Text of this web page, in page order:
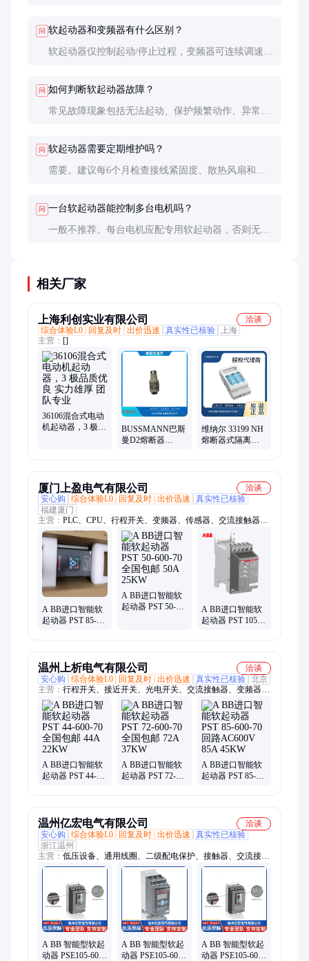
问 软起动器和变频器有什么区别？
软起动器仅控制起动/停止过程，变频器可连续调速。
问 如何判断软起动器故障？
常见故障现象包括无法起动、保护频繁动作、异常发
问 软起动器需要定期维护吗？
需要。建议每6个月检查接线紧固度、散热风扇和通
问 一台软起动器能控制多台电机吗？
一般不推荐。每台电机应配专用软起动器，否则无法
相关厂家
上海利创实业有限公司
洽谈
综合体验L0
回复及时 出价迅速 真实性已核验
上海
主营： []
36106混合式电动
机起动器，3 极品
BUSSMANN巴斯
曼D2熔断器
维纳尔 33199 NH
熔断器式隔离开
厦门上盈电气有限公司
洽谈
安心购
综合体验L0 回复及时 出价迅速
真实性已核验
福建厦门
主营： PLC、CPU、行程开关、变频器、传感器、交流接触器、
小型断路器、编码器、框架断路器、塑壳断路器、时间继电器、
中间继电器、软启动、真空断路器、热继电器、温控器、光电开
关、接近开关、双电源开关、电磁阀、气缸、开关电源
A BB进口智能软
起动器 PST 85-
A BB进口智能软
起动器 PST 50-
A BB进口智能软
起动器 PST 105-
温州上析电气有限公司
洽谈
安心购
综合体验L0 回复及时 出价迅速 真实性已核验 北京
主营： 行程开关、接近开关、光电开关、交流接触器、变频器、
塑壳断路器、真空断路器、小型断路器、框架断路器、软启动、
编码器、中间继电器、温控器、热过载继电器、浪涌保护器、马
达保护器、时间继电器、PLC、电源模块、按钮开关、双电源、
安全模块、CPU
A BB进口智能软
起动器 PST 44-
A BB进口智能软
起动器 PST 72-
A BB进口智能软
起动器 PST 85-
温州亿宏电气有限公司
洽谈
安心购
综合体验L0 回复及时 出价迅速
真实性已核验
浙江温州
主营： 低压设备、通用线圈、二级配电保护、接触器、交流接触
器、高压真空接触器、变频器、A BB接触器、真空接触器、交
流真空接触器、低压交流真空接触器、三相重载型调频器、断路
器、通用型变频器、塑壳断路器、交流高压真空接触器、工控电
子元器件、水泵变频器、全智能型软起动器、三相变频器、风机
水泵变频器、防爆高压负荷开关、小型空开、自动转换开关、双
电源
A BB 智能型软起
动器 PSE105-600-
A BB 智能型软起
动器 PSE105-600-
A BB 智能型软起
动器 PSE105-600-